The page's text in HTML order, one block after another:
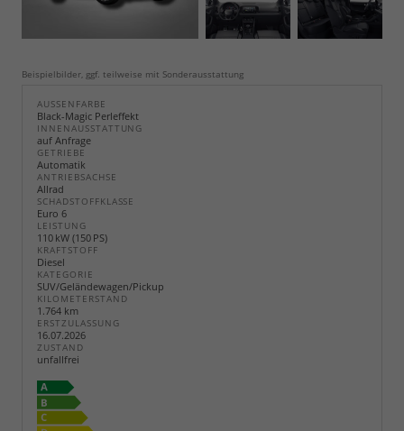
Beispielbilder, ggf. teilweise mit Sonderausstattung
AUSSENFARBE
Black-Magic Perleffekt
INNENAUSSTATTUNG
auf Anfrage
GETRIEBE
Automatik
ANTRIEBSACHSE
Allrad
SCHADSTOFFKLASSE
Euro 6
LEISTUNG
110 kW (150 PS)
KRAFTSTOFF
Diesel
KATEGORIE
SUV/Geländewagen/Pickup
KILOMETERSTAND
1.764 km
ERSTZULASSUNG
16.07.2026
ZUSTAND
unfallfrei